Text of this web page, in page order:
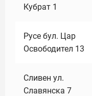
Кубрат 1
Русе бул. Цар
Освободител 13
Сливен ул.
Славянска 7